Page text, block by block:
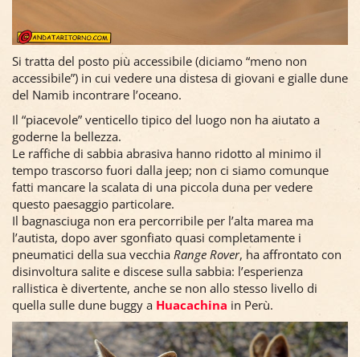
Si tratta del posto più accessibile (diciamo “meno non
accessibile”) in cui vedere una distesa di giovani e gialle dune
del Namib incontrare l’oceano.
Il “piacevole” venticello tipico del luogo non ha aiutato a
goderne la bellezza.
Le raffiche di sabbia abrasiva hanno ridotto al minimo il
tempo trascorso fuori dalla jeep; non ci siamo comunque
fatti mancare la scalata di una piccola duna per vedere
questo paesaggio particolare.
Il bagnasciuga non era percorribile per l’alta marea ma
l’autista, dopo aver sgonfiato quasi completamente i
pneumatici della sua vecchia Range Rover, ha affrontato con
disinvoltura salite e discese sulla sabbia: l’esperienza
rallistica è divertente, anche se non allo stesso livello di
quella sulle dune buggy a Huacachina in Perù.